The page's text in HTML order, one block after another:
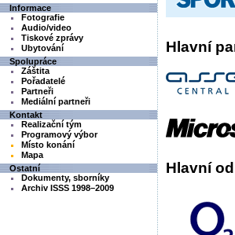
Informace
Fotografie
Audio/video
Tiskové zprávy
Ubytování
Spolupráce
Záštita
Pořadatelé
Partneři
Mediální partneři
Kontakt
Realizační tým
Programový výbor
Místo konání
Mapa
Ostatní
Dokumenty, sborníky
Archiv ISSS 1998–2009
Hlavní
Hlavní